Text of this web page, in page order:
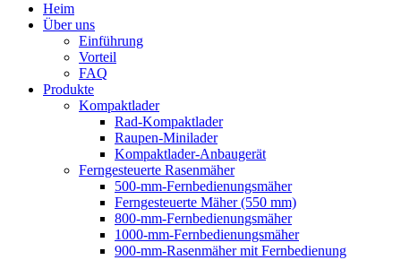
Heim
Über uns
Einführung
Vorteil
FAQ
Produkte
Kompaktlader
Rad-Kompaktlader
Raupen-Minilader
Kompaktlader-Anbaugerät
Ferngesteuerte Rasenmäher
500-mm-Fernbedienungsmäher
Ferngesteuerte Mäher (550 mm)
800-mm-Fernbedienungsmäher
1000-mm-Fernbedienungsmäher
900-mm-Rasenmäher mit Fernbedienung